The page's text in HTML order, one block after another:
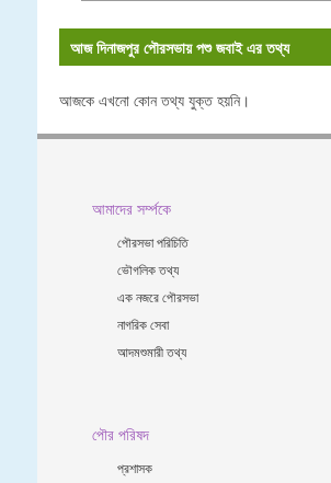
আজ দিনাজপুর পৌরসভায় পশু জবাই এর তথ্য
আজকে এখনো কোন তথ্য যুক্ত হয়নি।
আমাদের সর্ম্পকে
পৌরসভা পরিচিতি
ভৌগলিক তথ্য
এক নজরে পৌরসভা
নাগরিক সেবা
আদমশুমারী তথ্য
পৌর পরিষদ
প্রশাসক